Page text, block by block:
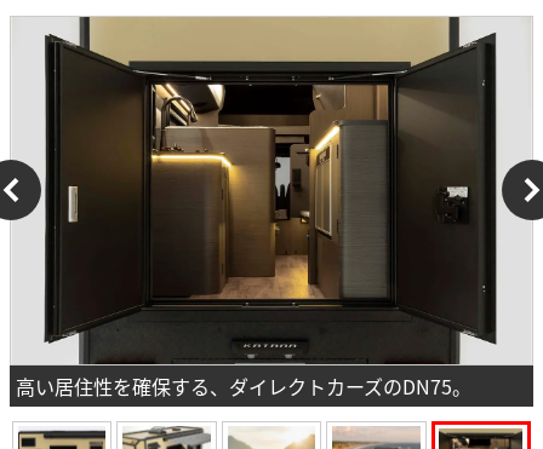
高い居住性を確保する、ダイレクトカーズのDN75。